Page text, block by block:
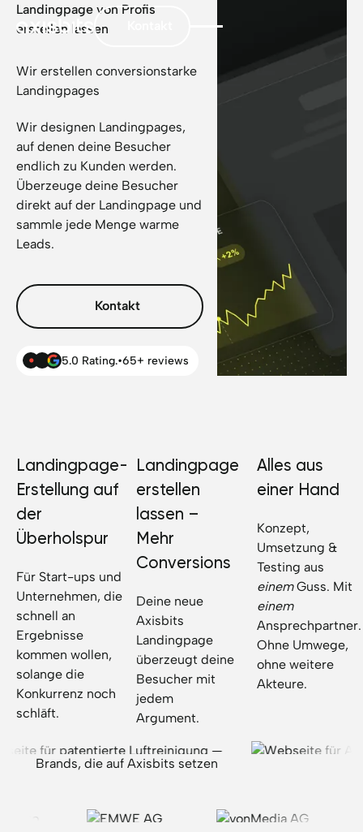
Landingpage von Profis
erstellen lassen
Wir erstellen conversionstarke
Landingpages
Wir designen Landingpages,
auf denen deine Besucher
endlich zu Kunden werden.
Überzeuge deine Besucher
direkt auf der Landingpage und
sammle jede Menge warme
Leads.
Kontakt
5.0 Rating.•65+ reviews
Landingpage-
Erstellung auf
der
Überholspur
Für Start-ups und
Unternehmen, die
schnell an
Ergebnisse
kommen wollen,
solange die
Konkurrenz noch
schläft.
Landingpage
erstellen
lassen –
Mehr
Conversions
Deine neue
Axisbits
Landingpage
überzeugt deine
Besucher mit
jedem
Argument.
Alles aus
einer Hand
Konzept,
Umsetzung &
Testing aus
einemGuss. Mit
einem
Ansprechpartner.
Ohne Umwege,
ohne weitere
Akteure.
Vertrauen führender Firmen
Brands, die auf Axisbits setzen